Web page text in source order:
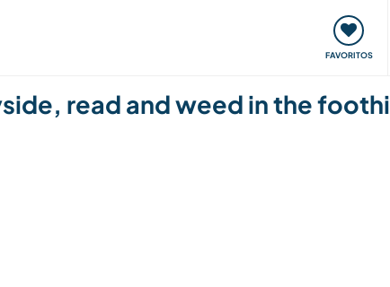
FAVORITOS
Viaje e aprenda
read and weed in the